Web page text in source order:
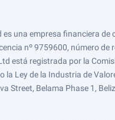
es una empresa financiera de
nº 9759600, número de
está registrada por la
la Ley de la Industria de
Street, Belama Phase 1,